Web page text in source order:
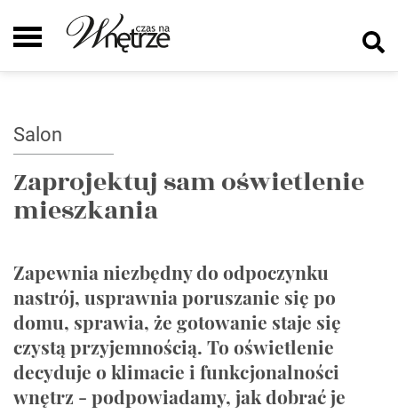
Salon
Zaprojektuj sam oświetlenie
mieszkania
Zapewnia niezbędny do odpoczynku
nastrój, usprawnia poruszanie się po
domu, sprawia, że gotowanie staje się
czystą przyjemnością. To oświetlenie
decyduje o klimacie i funkcjonalności
wnętrz - podpowiadamy, jak dobrać je